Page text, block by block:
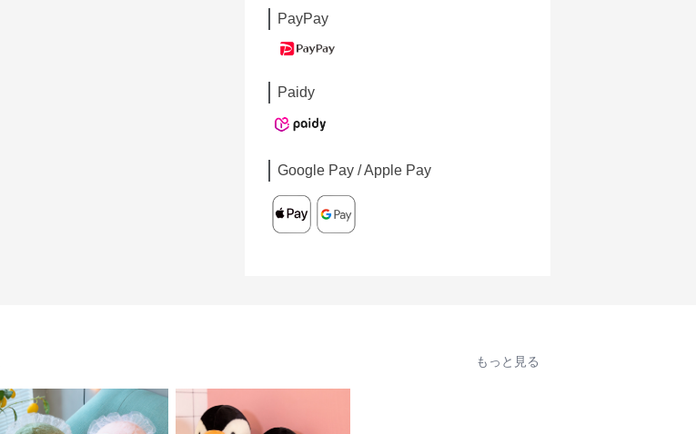
PayPay
Paidy
Google Pay / Apple Pay
もっと見る